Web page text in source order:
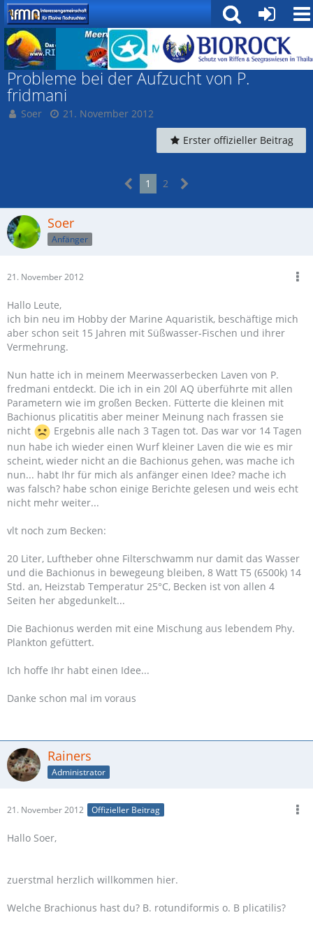
Fische
Probleme bei der Aufzucht von P.
fridmani
Soer
21. November 2012
Erster offizieller Beitrag
1 2
Soer
Anfänger
21. November 2012
Hallo Leute,
ich bin neu im Hobby der Marine Aquaristik, beschäftige mich
aber schon seit 15 Jahren mit Süßwasser-Fischen und ihrer
Vermehrung.
Nun hatte ich in meinem Meerwasserbecken Laven von P.
fredmani entdeckt. Die ich in ein 20l AQ überführte mit allen
Parametern wie im großen Becken. Fütterte die kleinen mit
Bachionus plicatitis aber meiner Meinung nach frassen sie
nicht
Ergebnis alle nach 3 Tagen tot. Das war vor 14 Tagen
nun habe ich wieder einen Wurf kleiner Laven die wie es mir
scheint, wieder nicht an die Bachionus gehen, was mache ich
nun... habt Ihr für mich als anfänger einen Idee? mache ich
was falsch? habe schon einige Berichte gelesen und weis echt
nicht mehr weiter...
vlt noch zum Becken:
20 Liter, Luftheber ohne Filterschwamm nur damit das Wasser
und die Bachionus in bewegeung bleiben, 8 Watt T5 (6500k) 14
Std. an, Heizstab Temperatur 25°C, Becken ist von allen 4
Seiten her abgedunkelt...
Die Bachionus werden mit eine Mischung aus lebendem Phy.
Plankton gefüttert.
Ich hoffe Ihr habt einen Idee...
Danke schon mal im voraus
Rainers
Administrator
21. November 2012 Offizieller Beitrag
Hallo Soer,
zuerstmal herzlich willkommen hier.
Welche Brachionus hast du? B. rotundiformis o. B plicatilis?